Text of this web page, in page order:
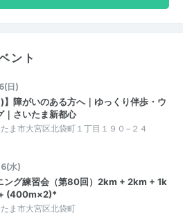
ント
日)
)】障がいのある方へ｜ゆっくり伴歩・ウ
｜さいたま新都心
ま市大宮区北袋町１丁目１９０−２４
水)
ング練習会（第80回）2km + 2km + 1k
(400m×2)*
ま市大宮区北袋町